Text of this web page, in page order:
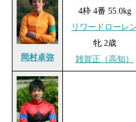
岡村卓弥
4枠 4番 55.0kg
リワードローレ
牝 2歳
雑賀正（高知）